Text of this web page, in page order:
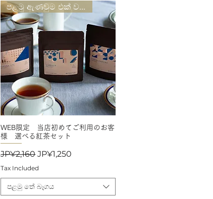
Quick View
WEB限定 当店初めてご利用のお客
様 選べる紅茶セット
Regular Price
JP¥2,160Sale Price
JP¥1,250
Tax Included
පළමු තේ බෑගය